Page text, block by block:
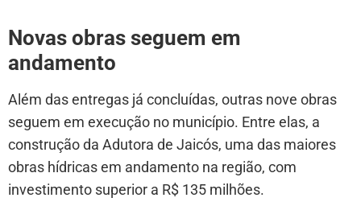
Novas obras seguem em
andamento
Além das entregas já concluídas, outras nove obras
seguem em execução no município. Entre elas, a
construção da Adutora de Jaicós, uma das maiores
obras hídricas em andamento na região, com
investimento superior a R$ 135 milhões.